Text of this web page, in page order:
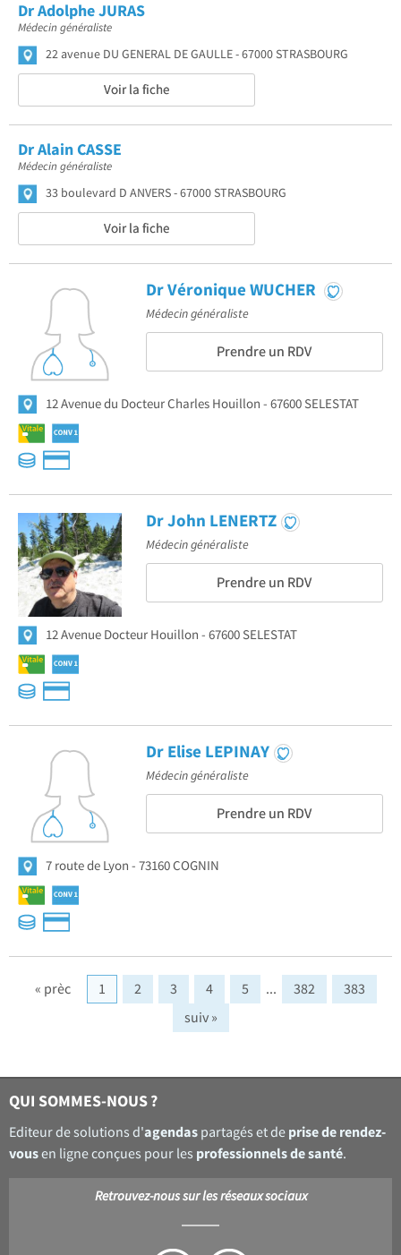
Dr Adolphe JURAS
Médecin généraliste
22 avenue DU GENERAL DE GAULLE 67000 STRASBOURG
Voir la fiche
Dr Alain CASSE
Médecin généraliste
33 boulevard D ANVERS 67000 STRASBOURG
Voir la fiche
Dr Véronique WUCHER
Médecin généraliste
Prendre un RDV
12 Avenue du Docteur Charles Houillon 67600 SELESTAT
Dr John LENERTZ
Médecin généraliste
Prendre un RDV
12 Avenue Docteur Houillon 67600 SELESTAT
Dr Elise LEPINAY
Médecin généraliste
Prendre un RDV
7 route de Lyon 73160 COGNIN
« prèc 1 2 3 4 5 ... 382
383
suiv »
QUI SOMMES-NOUS ?
Editeur de solutions d'agendas partagés et de prise de rendez-
vousen ligne conçues pour les professionnels de santé.
Retrouvez-nous sur les réseaux sociaux